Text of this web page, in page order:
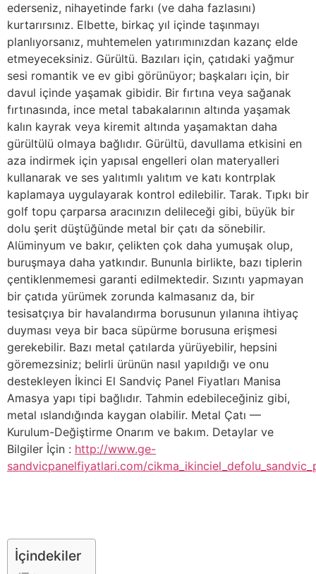
ederseniz, nihayetinde farkı (ve daha fazlasını)
kurtarırsınız. Elbette, birkaç yıl içinde taşınmayı
planlıyorsanız, muhtemelen yatırımınızdan kazanç elde
etmeyeceksiniz. Gürültü. Bazıları için, çatıdaki yağmur
sesi romantik ve ev gibi görünüyor; başkaları için, bir
davul içinde yaşamak gibidir. Bir fırtına veya sağanak
fırtınasında, ince metal tabakalarının altında yaşamak
kalın kayrak veya kiremit altında yaşamaktan daha
gürültülü olmaya bağlıdır. Gürültü, davullama etkisini en
aza indirmek için yapısal engelleri olan materyalleri
kullanarak ve ses yalıtımlı yalıtım ve katı kontrplak
kaplamaya uygulayarak kontrol edilebilir. Tarak. Tıpkı bir
golf topu çarparsa aracınızın delileceği gibi, büyük bir
dolu şerit düştüğünde metal bir çatı da sönebilir.
Alüminyum ve bakır, çelikten çok daha yumuşak olup,
buruşmaya daha yatkındır. Bununla birlikte, bazı tiplerin
çentiklenmemesi garanti edilmektedir. Sızıntı yapmayan
bir çatıda yürümek zorunda kalmasanız da, bir
tesisatçıya bir havalandırma borusunun yılanına ihtiyaç
duyması veya bir baca süpürme borusuna erişmesi
gerekebilir. Bazı metal çatılarda yürüyebilir, hepsini
göremezsiniz; belirli ürünün nasıl yapıldığı ve onu
destekleyen İkinci El Sandviç Panel Fiyatları Manisa
Amasya yapı tipi bağlıdır. Tahmin edebileceğiniz gibi,
metal ıslandığında kaygan olabilir. Metal Çatı —
Kurulum-Değiştirme Onarım ve bakım. Detaylar ve
Bilgiler İçin : http://www.ge-
sandvicpanelfiyatlari.com/
İçindekiler